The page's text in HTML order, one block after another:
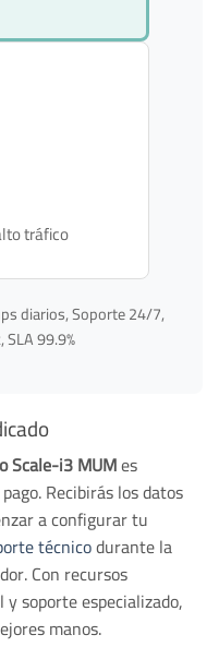
tráfico
diarios, Soporte 24/7,
99.9%
Scale-i3 MUMes
Recibirás los datos
a configurar tu
técnicodurante la
Con recursos
soporte especializado,
manos.